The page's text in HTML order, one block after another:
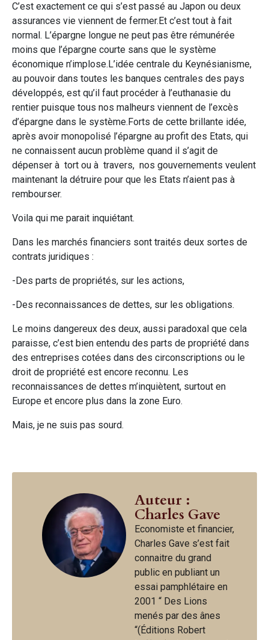
C’est exactement ce qui s’est passé au Japon ou deux
assurances vie viennent de fermer.Et c’est tout à fait
normal. L’épargne longue ne peut pas être rémunérée
moins que l’épargne courte sans que le système
économique n’implose.L’idée centrale du Keynésianisme,
au pouvoir dans toutes les banques centrales des pays
développés, est qu’il faut procéder à l’euthanasie du
rentier puisque tous nos malheurs viennent de l’excès
d’épargne dans le système.Forts de cette brillante idée,
après avoir monopolisé l’épargne au profit des Etats, qui
ne connaissent aucun problème quand il s’agit de
dépenser à tort ou à travers, nos gouvernements veulent
maintenant la détruire pour que les Etats n’aient pas à
rembourser.
Voila qui me parait inquiétant.
Dans les marchés financiers sont traités deux sortes de
contrats juridiques :
-Des parts de propriétés, sur les actions,
-Des reconnaissances de dettes, sur les obligations.
Le moins dangereux des deux, aussi paradoxal que cela
paraisse, c’est bien entendu des parts de propriété dans
des entreprises cotées dans des circonscriptions ou le
droit de propriété est encore reconnu. Les
reconnaissances de dettes m’inquiètent, surtout en
Europe et encore plus dans la zone Euro.
Mais, je ne suis pas sourd.
Auteur :
Charles Gave
Economiste et financier,
Charles Gave s’est fait
connaitre du grand
public en publiant un
essai pamphlétaire en
2001 “ Des Lions
menés par des ânes
“(Éditions Robert